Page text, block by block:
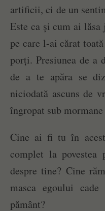
artificii, ci de un
Este ca și cum ai
pe care l-ai cărat
porți. Presiunea de a
de a te apăra se
niciodată ascuns de
îngropat sub
Cine ai fi tu în
complet la povestea
despre tine? Cine
masca egoului
pământ?